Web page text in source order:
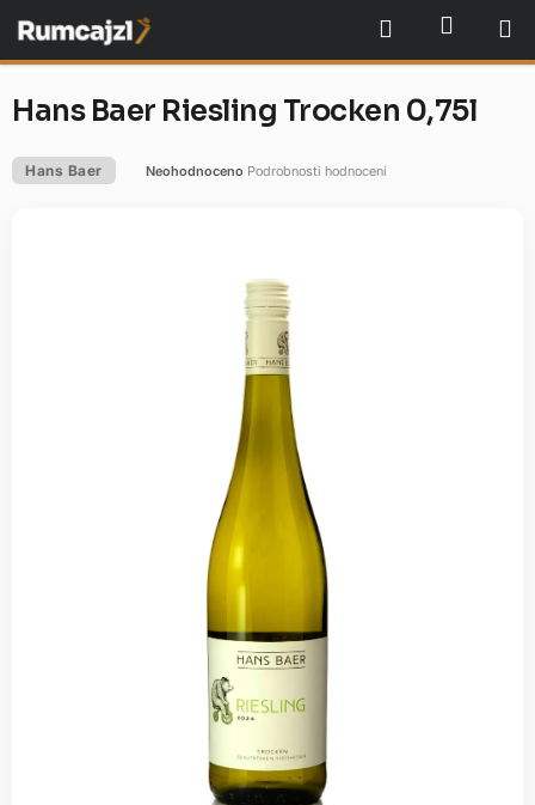
na
obsah
Hledat
Hans Baer Riesling Trocken 0,75l
Hans Baer
Průměrné
Neohodnoceno Podrobnosti hodnocení